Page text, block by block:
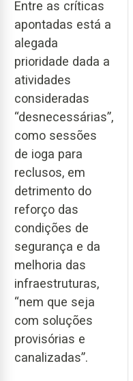
Entre as críticas
apontadas está a
alegada
prioridade dada a
atividades
consideradas
“desnecessárias”,
como sessões
de ioga para
reclusos, em
detrimento do
reforço das
condições de
segurança e da
melhoria das
infraestruturas,
“nem que seja
com soluções
provisórias e
canalizadas”.